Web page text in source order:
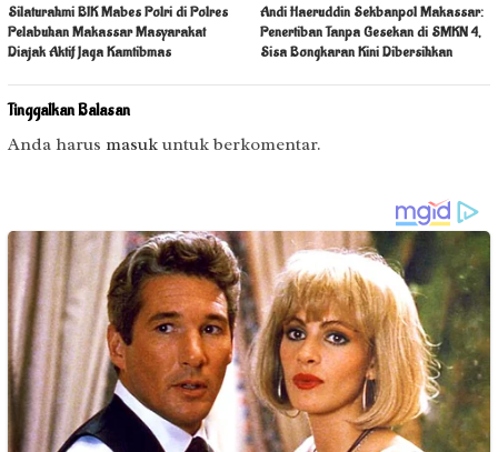
Silaturahmi BIK Mabes Polri di Polres
Pelabuhan Makassar Masyarakat
Diajak Aktif Jaga Kamtibmas
Andi Haeruddin Sekbanpol Makassar:
Penertiban Tanpa Gesekan di SMKN 4,
Sisa Bongkaran Kini Dibersihkan
Tinggalkan Balasan
Anda harus masuk untuk berkomentar.